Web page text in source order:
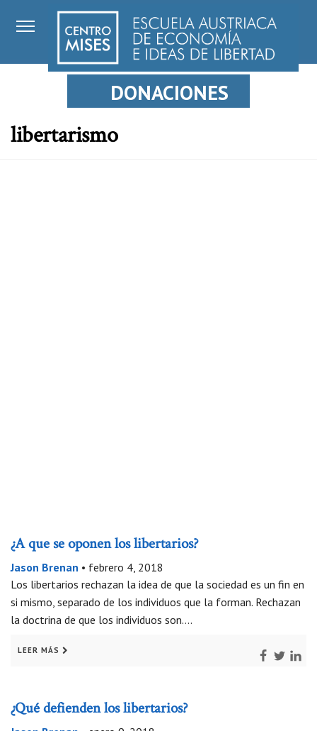
DONACIONES
libertarismo
¿A que se oponen los libertarios?
Jason Brenan • febrero 4, 2018
Los libertarios rechazan la idea de que la sociedad es un fin en
si mismo, separado de los individuos que la forman. Rechazan
la doctrina de que los individuos son….
LEER MÁS
¿Qué defienden los libertarios?